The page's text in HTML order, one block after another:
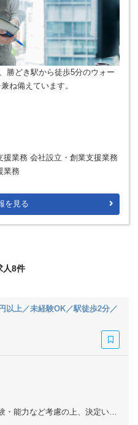
勝どき駅から徒歩5分のウォー
ね備えています。
業務 会社設立・創業支援業務
業務
を見る
人8件
以上／未経験OK／駅徒歩2分／
力など考慮の上、決定いたします